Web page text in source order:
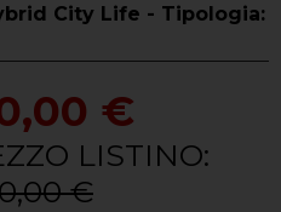
City Life - Tipologia:
€
LISTINO:
€